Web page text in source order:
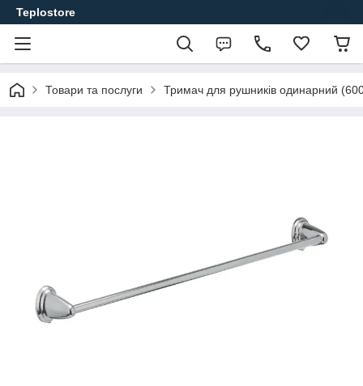
Teplostore
Товари та послуги Тримач для рушників одинарний